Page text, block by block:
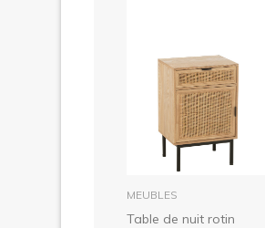
dans le panier
MEUBLES
Table de nuit rotin